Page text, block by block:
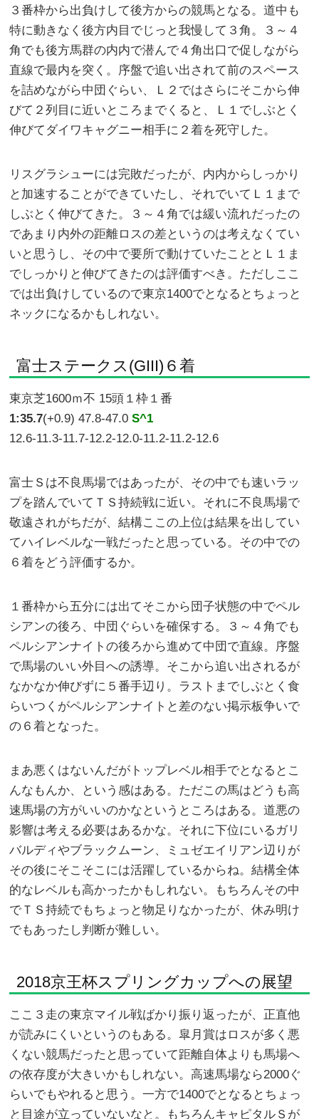
３番枠から出負けして後方からの競馬となる。道中も
特に動きなく後方内目でじっと我慢して３角。３～４
角でも後方馬群の内内で潜んで４角出口で促しながら
直線で最内を突く。序盤で追い出されて前のスペース
を詰めながら中団ぐらい、Ｌ２ではさらにそこから伸
びて２列目に近いところまでくると、Ｌ１でしぶとく
伸びてダイワキャグニー相手に２着を死守した。
リスグラシューには完敗だったが、内内からしっかり
と加速することができていたし、それでいてＬ１まで
しぶとく伸びてきた。３～４角では緩い流れだったの
であまり内外の距離ロスの差というのは考えなくてい
いと思うし、その中で要所で動けていたこととＬ１ま
でしっかりと伸びてきたのは評価すべき。ただしここ
では出負けしているので東京1400でとなるとちょっと
ネックになるかもしれない。
富士ステークス(GIII)６着
東京芝1600ｍ不 15頭１枠１番
1:35.7(+0.9) 47.8-47.0S^1
12.6-11.3-11.7-12.2-12.0-11.2-11.2-12.6
富士Ｓは不良馬場ではあったが、その中でも速いラッ
プを踏んでいてＴＳ持続戦に近い。それに不良馬場で
敬遠されがちだが、結構ここの上位は結果を出してい
てハイレベルな一戦だったと思っている。その中での
６着をどう評価するか。
１番枠から五分には出てそこから団子状態の中でペル
シアンの後ろ、中団ぐらいを確保する。３～４角でも
ペルシアンナイトの後ろから進めて中団で直線。序盤
で馬場のいい外目への誘導。そこから追い出されるが
なかなか伸びずに５番手辺り。ラストまでしぶとく食
らいつくがペルシアンナイトと差のない掲示板争いで
の６着となった。
まあ悪くはないんだがトップレベル相手でとなるとこ
んなもんか、という感はある。ただこの馬はどうも高
速馬場の方がいいのかなというところはある。道悪の
影響は考える必要はあるかな。それに下位にいるガリ
バルディやブラックムーン、ミュゼエイリアン辺りが
その後にそこそこには活躍しているからね。結構全体
的なレベルも高かったかもしれない。もちろんその中
でＴＳ持続でもちょっと物足りなかったが、休み明け
でもあったし判断が難しい。
2018京王杯スプリングカップへの展望
ここ３走の東京マイル戦ばかり振り返ったが、正直他
が読みにくいというのもある。皐月賞はロスが多く悪
くない競馬だったと思っていて距離自体よりも馬場へ
の依存度が大きいかもしれない。高速馬場なら2000ぐ
らいでもやれると思う。一方で1400でとなるとちょっ
と目途が立っていないなと。もちろんキャピタルＳが